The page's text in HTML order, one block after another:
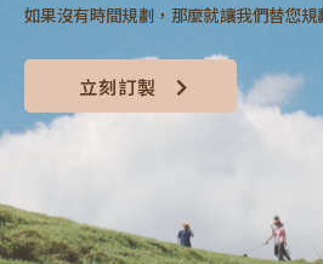
如果沒有時間規劃，那麼就讓我們替您規
立刻訂製